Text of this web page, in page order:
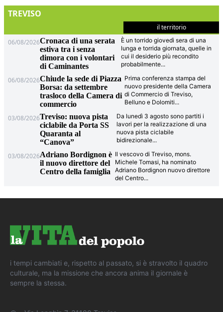
TREVISO
il territorio
06/08/2026Cronaca di una serata
estiva tra i senza
dimora con i volontari
di Caminantes
È un torrido giovedì sera di una
lunga e torrida giornata, quelle in
cui il desiderio più recondito
probabilmente...
06/08/2026Chiude la sede di Piazza
Borsa: da settembre
trasloco della Camera di
commercio
Prima conferenza stampa del
nuovo presidente della Camera
di Commercio di Treviso,
Belluno e Dolomiti...
03/08/2026Treviso: nuova pista
ciclabile da Porta SS
Quaranta al
“Canova”
Da lunedì 3 agosto sono partiti i
lavori per la realizzazione di una
nuova pista ciclabile
bidirezionale...
03/08/2026Adriano Bordignon è
il nuovo direttore del
Centro della famiglia
Il vescovo di Treviso, mons.
Michele Tomasi, ha nominato
Adriano Bordignon nuovo direttore
del Centro...
i tempi cambiati e, rispetto al passato, si è stravolto il quadro
culturale, ma la missione che ancora anima il giornale è
sempre la stessa.